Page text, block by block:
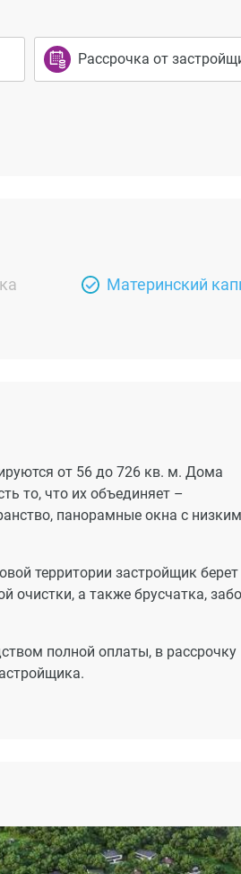
Рассрочка от
Материнский
от 56 до 726 кв. м. Дома
то, что их объединяет –
панорамные окна с
территории застройщик
очистки, а также брусчатка,
полной оплаты, в рассрочку